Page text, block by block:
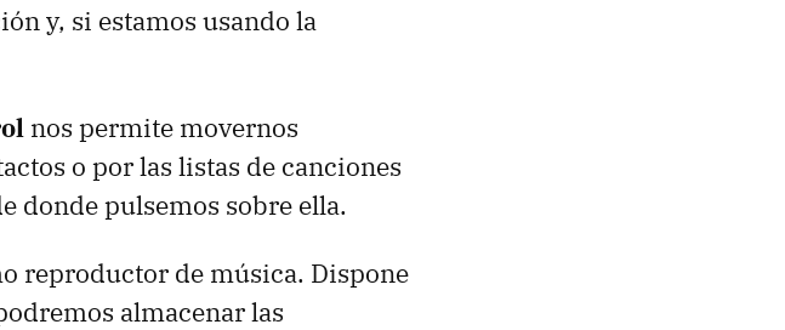
y, si estamos usando la
nos permite movernos
o por las listas de canciones
donde pulsemos sobre ella.
reproductor de música. Dispone
almacenar las